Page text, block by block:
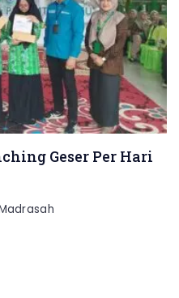
Geser Per Hari